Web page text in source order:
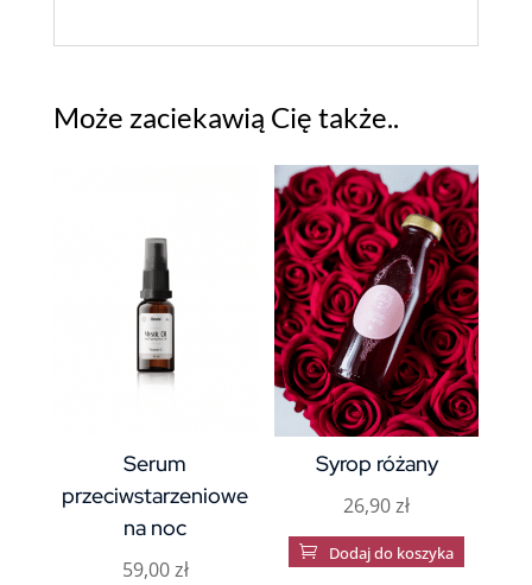
Może zaciekawią Cię także..
Serum
przeciwstarzeniowe
na noc
59,00zł
Syrop różany
26,90zł
 Dodaj do koszyka